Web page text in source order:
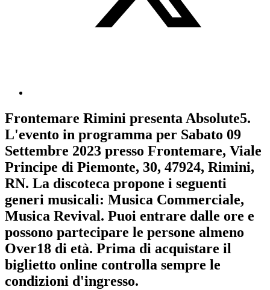
Frontemare Rimini presentaAbsolute5.
L'evento in programma per Sabato 09
Settembre 2023 presso Frontemare, Viale
Principe di Piemonte, 30, 47924, Rimini,
RN. La discoteca propone i seguenti
generi musicali: Musica Commerciale,
Musica Revival. Puoi entrare dalle ore e
possono partecipare le persone almeno
Over18 di età. Prima di acquistare il
biglietto online controlla sempre le
condizioni d'ingresso.